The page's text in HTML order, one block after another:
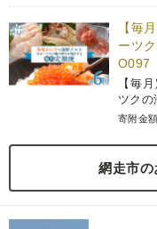
【毎
ーツ
O097
【毎
ツク
寄附金額
網走市の